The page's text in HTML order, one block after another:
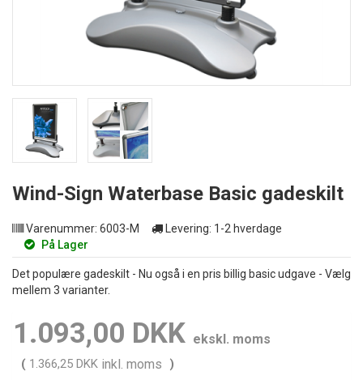
Wind-Sign Waterbase Basic gadeskilt
Varenummer: 6003-M Levering: 1-2 hverdage
På Lager
Det populære gadeskilt - Nu også i en pris billig basic udgave - Vælg
mellem 3 varianter.
1.093,00 DKK ekskl. moms
( 1.366,25 DKK inkl. moms )